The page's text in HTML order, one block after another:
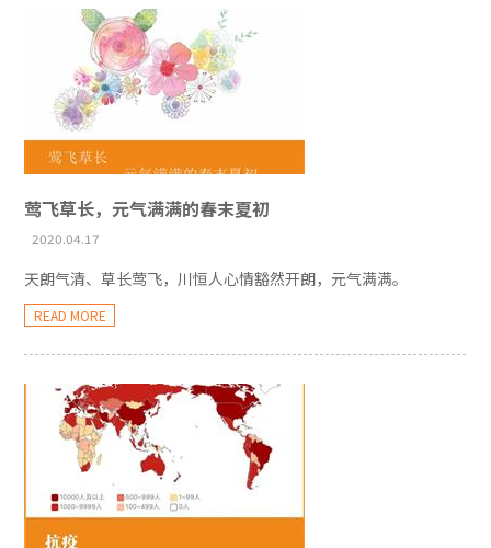
莺飞草长，元气满满的春末夏初
2020.04.17
天朗气清、草长莺飞，川恒人心情豁然开朗，元气满满。
READ MORE